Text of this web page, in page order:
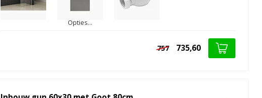
Opties...
757 735,60